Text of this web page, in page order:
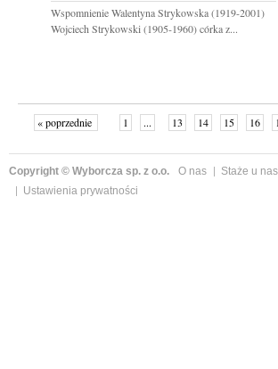
Wspomnienie Walentyna Strykowska (1919-2001)
Wojciech Strykowski (1905-1960) córka z...
« poprzednie 1 ... 13 14 15 16
Copyright © Wyborcza sp. z o.o. O nas Staże u nas
Ustawienia prywatności